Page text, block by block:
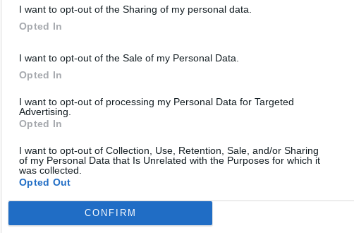
I want to opt-out of the Sharing of my personal data.
Opted In
I want to opt-out of the Sale of my Personal Data.
Opted In
I want to opt-out of processing my Personal Data for Targeted
Advertising.
Opted In
I want to opt-out of Collection, Use, Retention, Sale, and/or Sharing
of my Personal Data that Is Unrelated with the Purposes for which it
was collected.
Opted Out
CONFIRM